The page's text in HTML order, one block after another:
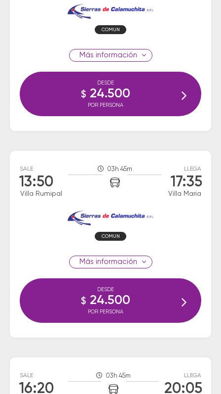
COMUN
información
DESDE
$ 24.500
POR PERSONA
SALE
13:50
Villa Rumipal
03h 45m LLEGA
17:35
Villa Maria
COMUN
información
DESDE
$ 24.500
POR PERSONA
SALE
16:20
03h 45m LLEGA
20:05